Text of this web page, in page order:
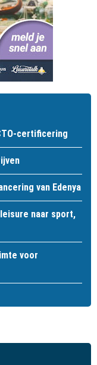
certificering
van Edenya
naar sport,
voor